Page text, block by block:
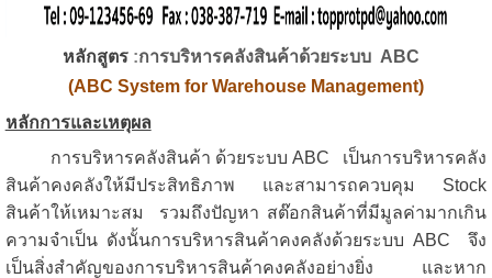
หลักสูตร :การบริหารคลังสินค้าด้วยระบบ ABC
(ABC System for Warehouse Management)
หลักการและเหตุผล
การบริหารคลังสินค้า ด้วยระบบABC เป็นการบริหารคลัง
สินค้าคงคลังให้มีประสิทธิภาพ และสามารถควบคุม Stock
สินค้าให้เหมาะสม รวมถึงปัญหา สต๊อกสินค้าที่มีมูลค่ามากเกิน
ความจำเป็น ดังนั้นการบริหารสินค้าคงคลังด้วยระบบ ABCจึง
เป็นสิ่งสำคัญของการบริหารสินค้าคงคลังอย่างยิ่ง และหาก